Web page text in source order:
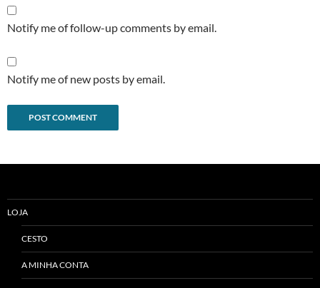
Notify me of follow-up comments by email.
Notify me of new posts by email.
LOJA
CESTO
A MINHA CONTA